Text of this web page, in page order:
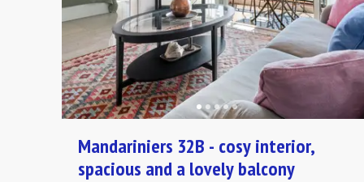
Mandariniers 32B - cosy interior,
spacious and a lovely balcony